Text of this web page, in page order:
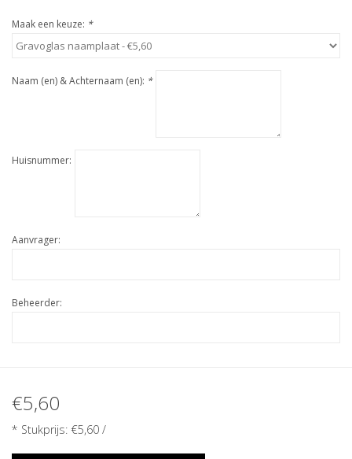
Maak een keuze: *
Naam (en) & Achternaam (en): *
Huisnummer:
Aanvrager:
Beheerder:
€5,60
* Stukprijs: €5,60 /